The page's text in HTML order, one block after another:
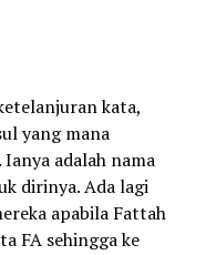
kata,
yang mana
Ianya adalah nama
dirinya. Ada lagi
apabila Fattah
FA sehingga ke